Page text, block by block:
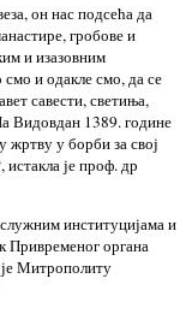
он нас подсећа да
гробове и
и изазовним
и одакле смо, да се
савести, светиња,
Видовдан 1389. године
жртву у борби за свој
истакла је проф. др
институцијама и
Привременог органа
Митрополиту